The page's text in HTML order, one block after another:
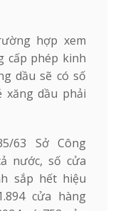
hợp xem
cấp phép kinh
dầu sẽ có số
xăng dầu phải
63 Sở Công
nước, số cửa
sắp hết hiệu
cửa hàng